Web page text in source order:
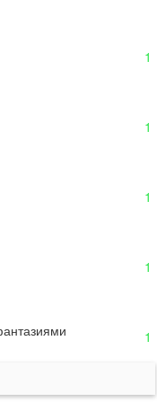
1
1
1
1
1